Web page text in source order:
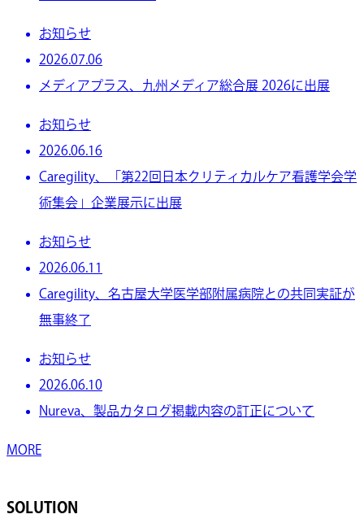
お知らせ
2026.07.06
メディアプラス、九州メディア総合展 2026に出展
お知らせ
2026.06.16
Caregility、「第22回日本クリティカルケア看護学会学
術集会」企業展示に出展
お知らせ
2026.06.11
Caregility、名古屋大学医学部附属病院との共同実証が
無事終了
お知らせ
2026.06.10
Nureva、製品カタログ掲載内容の訂正について
MORE
SOLUTION